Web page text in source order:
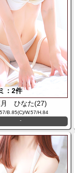
：2件
月 ひなた(27)
B.85(C)/W.57/H.84
-